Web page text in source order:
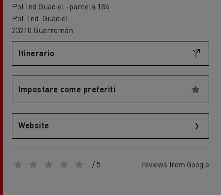
Pol.Ind.Guadiel -parcela 184
Pol. Ind. Guadiel
23210 Guarromán
Itinerario
Impostare come preferiti
Website
/ 5 reviews from Google